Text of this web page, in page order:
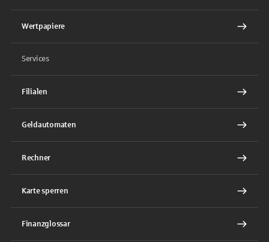
Wertpapiere
Services
Filialen
Geldautomaten
Rechner
Karte sperren
Finanzglossar